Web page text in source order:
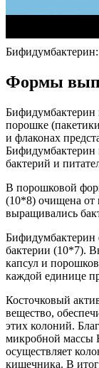
Формы
Бифидумбактерин
порошке
и флаконах
бактерий и
В порошковой
(10*8) очищена от
выращивались
Бифидумбактерин
бактерии (10*7).
капсул и
каждой единице
Косточковый
вещество,
этих колоний.
микробной массы
осуществляет
кишечника. В